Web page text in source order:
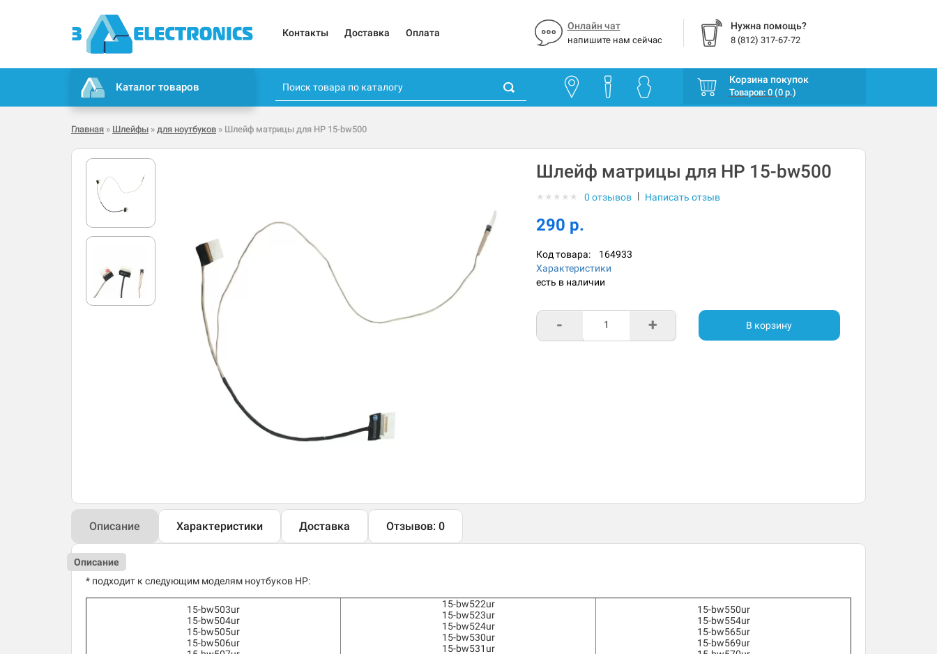
Контакты Доставка Оплата
Онлайн чат
напишите нам сейчас
Нужна помощь?
8 (812) 317-67-72
Каталог товаров
Корзина покупок
Товаров: 0 (0 р.)
Главная » Шлейфы » для ноутбуков » Шлейф матрицы для HP 15-bw500
Шлейф матрицы для HP 15-bw500
★ ★ ★ ★ ★ 0 отзывов | Написать отзыв
290 р.
Код товара: 164933
Характеристики
есть в наличии
- + В корзину
Описание Характеристики Доставка Отзывов: 0
Описание
* подходит к следующим моделям ноутбуков HP:
15-bw503ur
15-bw504ur
15-bw505ur
15-bw506ur
15-bw522ur
15-bw523ur
15-bw524ur
15-bw530ur
15-bw531ur
15-bw550ur
15-bw554ur
15-bw565ur
15-bw569ur